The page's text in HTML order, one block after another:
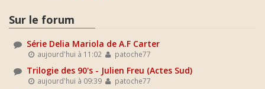
Sur le forum
Série Delia Mariola de A.F Carter
aujourd'hui à 11:02 patoche77
Trilogie des 90's - Julien Freu (Actes Sud)
aujourd'hui à 09:39 patoche77